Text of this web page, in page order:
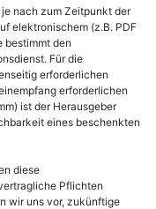
nach zum Zeitpunkt der
elektronischem (z.B. PDF
bestimmt den
Für die
erforderlichen
erforderlichen
ist der Herausgeber
eines beschenkten
diese
Pflichten
wir uns vor, zukünftige